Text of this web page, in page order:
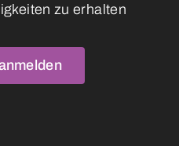
zu erhalten